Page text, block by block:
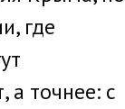
где
а точнее: с